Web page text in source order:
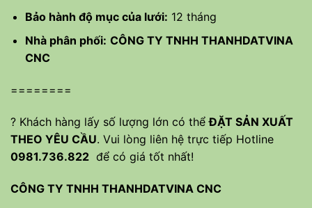
Bảo hành độ mục của lưới: 12 tháng
Nhà phân phối: CÔNG TY TNHH THANHDATVINA
CNC
========
? Khách hàng lấy số lượng lớn có thểĐẶT SẢN XUẤT
THEO YÊU CẦU. Vui lòng liên hệ trực tiếp Hotline
0981.736.822 để có giá tốt nhất!
CÔNG TY TNHH THANHDATVINA CNC